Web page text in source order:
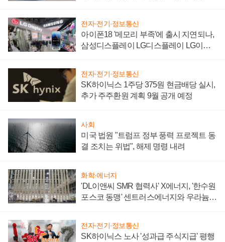
전자·전기·정보통신
아이폰18 '메모리 부족'에 출시 지연되나,
삼성디스플레이 LG디스플레이 LG이노
전자·전기·정보통신
SK하이닉스 1주당 375원 현금배당 실시,
추가 주주환원 계획 9월 공개 예정
사회
미국 법원 "트럼프 정부 풍력 프로젝트 동
결 조치는 위법", 해제 명령 내려
화학·에너지
'DL이앤씨 SMR 협력사' X에너지, '한수원
포스코 동맹' 센트러스에너지와 우라늄
전자·전기·정보통신
SK하이닉스 노사 '성과급 주식지급' 평행